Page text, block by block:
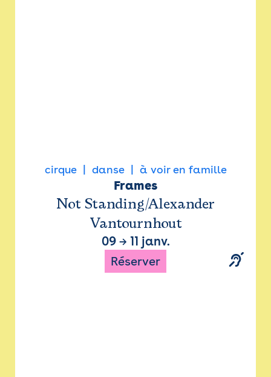
cirque danse à voir en famille
Frames
Not Standing/Alexander
Vantournhout
09→ 11 janv.
Réserver